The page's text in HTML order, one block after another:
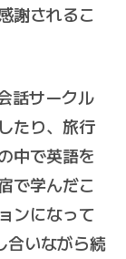
謝されるこ
話サークル
たり、旅行
中で英語を
で学んだこ
ンになって
合いながら続